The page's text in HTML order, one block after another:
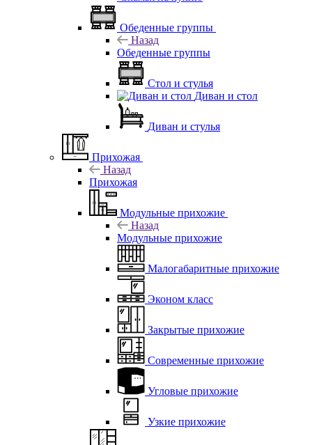
Обеденные группы
Назад
Обеденные группы
Стол и стулья
Диван и стол
Диван и стулья
Прихожая
Назад
Прихожая
Модульные прихожие
Назад
Модульные прихожие
Малогабаритные прихожие
Эконом класс
Закрытые прихожие
Современные прихожие
Угловые прихожие
Узкие прихожие